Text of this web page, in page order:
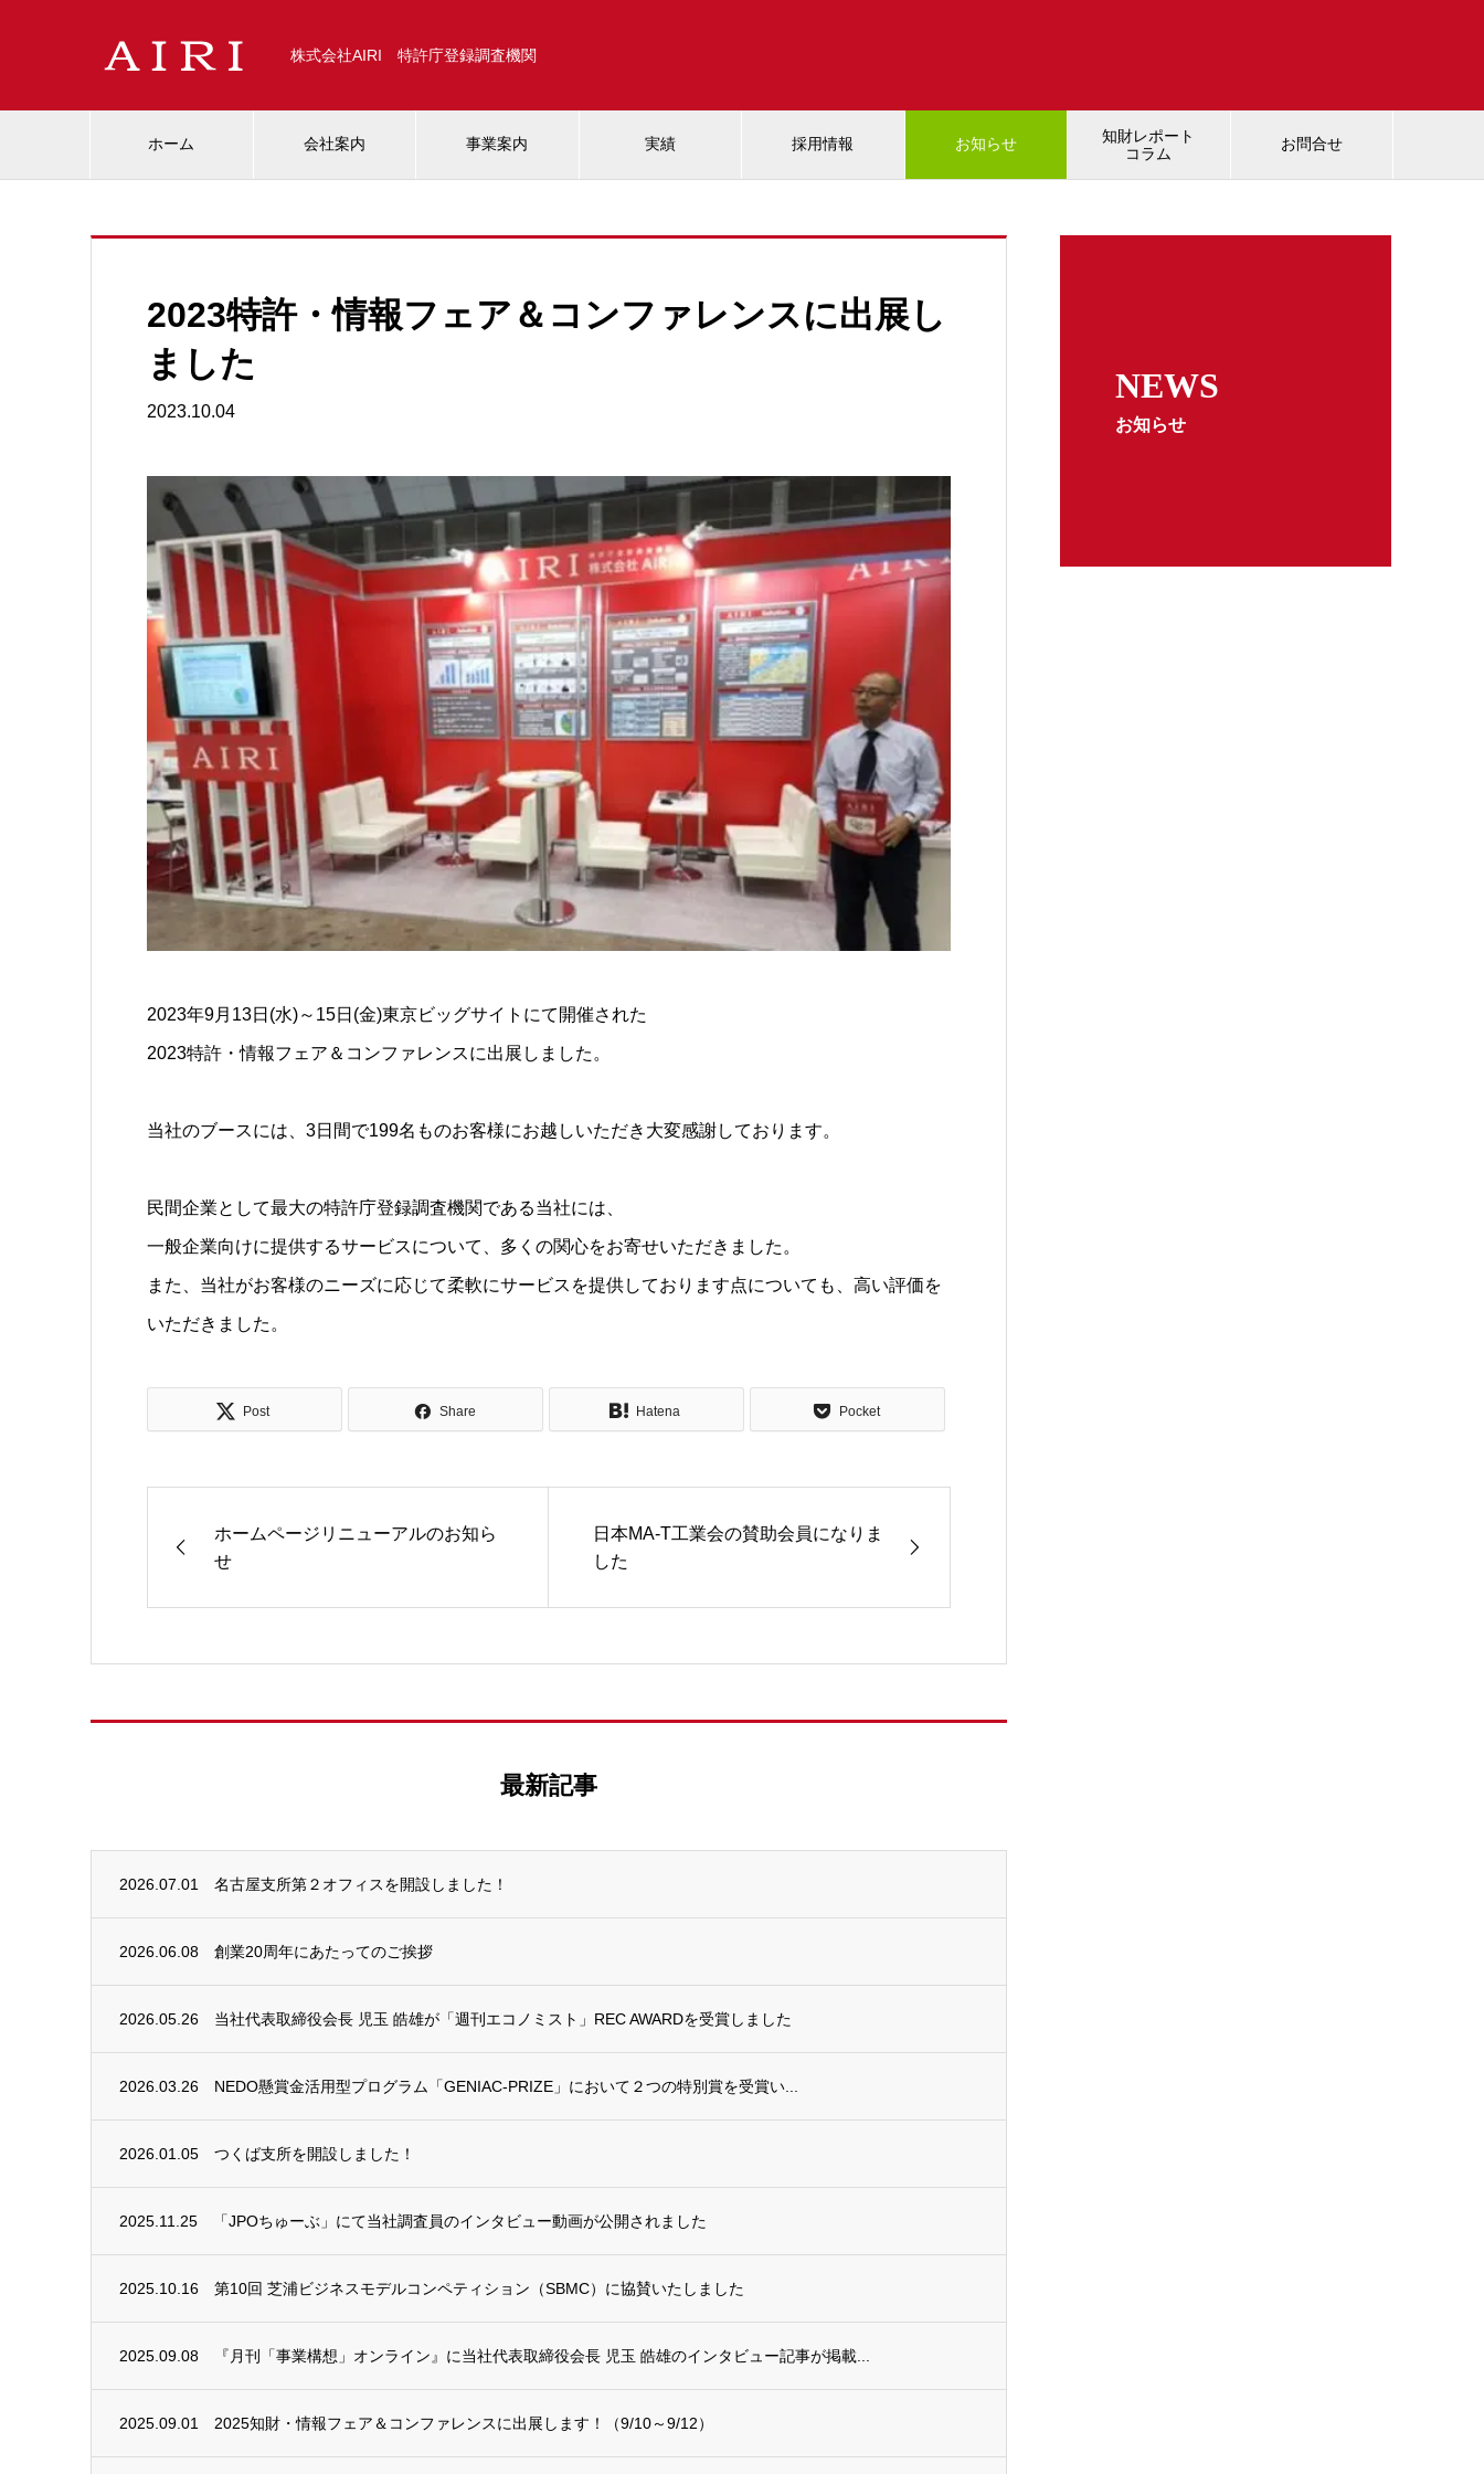
株式会社AIRI 特許庁登録調査機関
ホーム 会社案内 事業案内 実績 採用情報 お知らせ
知財レポート
コラム
お問合せ
NEWS
お知らせ
2023特許・情報フェア＆コンファレンスに出展し
ました
2023.10.04
2023年9月13日(水)～15日(金)東京ビッグサイトにて開催された
2023特許・情報フェア＆コンファレンスに出展しました。
当社のブースには、3日間で199名ものお客様にお越しいただき大変感謝しております。
民間企業として最大の特許庁登録調査機関である当社には、
一般企業向けに提供するサービスについて、多くの関心をお寄せいただきました。
また、当社がお客様のニーズに応じて柔軟にサービスを提供しております点についても、高い評価を
いただきました。
Post Share Hatena Pocket
ホームページリニューアルのお知ら
せ
日本MA-T工業会の賛助会員になりま
した
最新記事
2026.07.01 名古屋支所第２オフィスを開設しました！
2026.06.08 創業20周年にあたってのご挨拶
2026.05.26 当社代表取締役会長 児玉 皓雄が「週刊エコノミスト」REC AWARDを受賞しました
2026.03.26 NEDO懸賞金活用型プログラム「GENIAC-PRIZE」において２つの特別賞を受賞い...
2026.01.05 つくば支所を開設しました！
2025.11.25 「JPOちゅーぶ」にて当社調査員のインタビュー動画が公開されました
2025.10.16 第10回 芝浦ビジネスモデルコンペティション（SBMC）に協賛いたしました
2025.09.08 『月刊「事業構想」オンライン』に当社代表取締役会長 児玉 皓雄のインタビュー記事が掲載...
2025.09.01 2025知財・情報フェア＆コンファレンスに出展します！（9/10～9/12）